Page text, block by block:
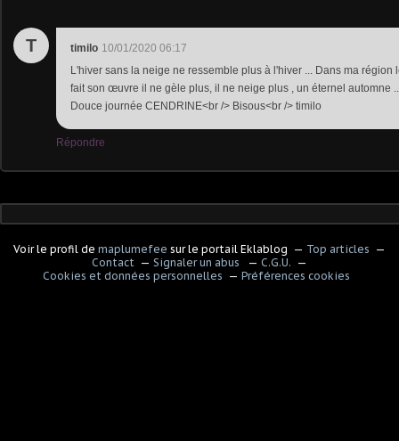
T timilo 10/01/2020 06:17
L'hiver sans la neige ne ressemble plus à l'hiver ... Dans ma région
fait son œuvre il ne gèle plus, il ne neige plus , un éternel automne
Douce journée CENDRINE<br /> Bisous<br /> timilo
Répondre
Voir le profil de maplumefee sur le portail Eklablog
Top articles
Contact
Signaler un abus
C.G.U.
Cookies et données personnelles
Préférences cookies